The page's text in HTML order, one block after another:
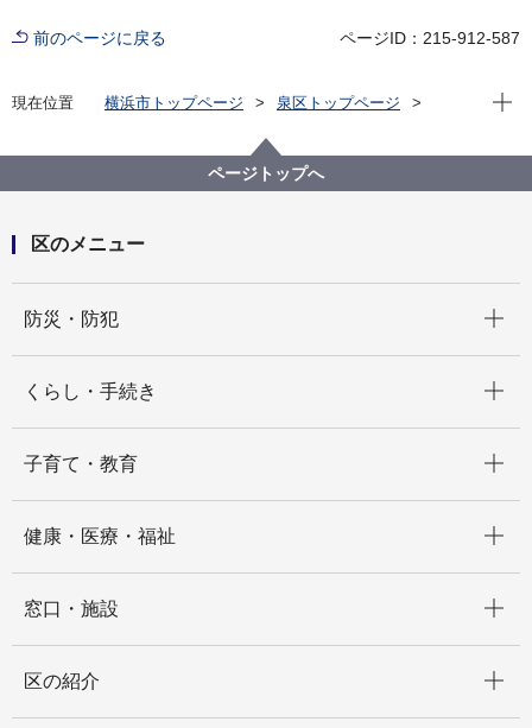
前のページに戻る ページID：215-912-587
現在位置 横浜市トップページ
泉区トップページ
区長のメッセージ「＃住むなら泉区」（令和７年度）
36.令和８年泉区新年祝賀会
現在
ページトップへ
区のメニュー
防災・防犯
くらし・手続き
子育て・教育
健康・医療・福祉
窓口・施設
区の紹介